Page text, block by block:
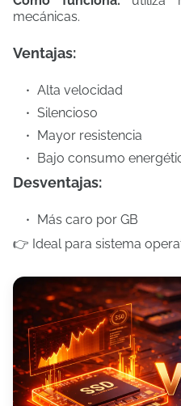
mecánicas.
Ventajas:
Alta velocidad
Silencioso
Mayor resistencia
Bajo consumo
Desventajas:
Más caro por GB
👉 Ideal para sistema